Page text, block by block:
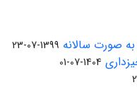
صورت سالانه 1399-07-23
1404-07-01